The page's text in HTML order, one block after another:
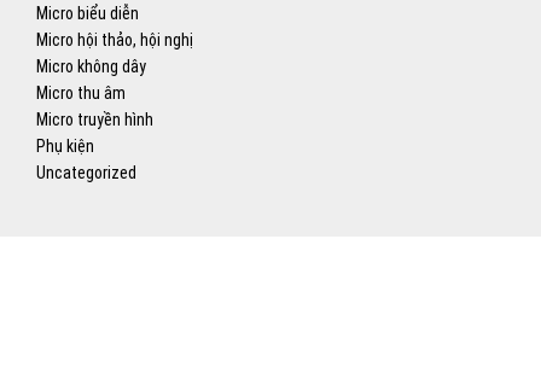
Micro biểu diễn
Micro hội thảo, hội nghị
Micro không dây
Micro thu âm
Micro truyền hình
Phụ kiện
Uncategorized